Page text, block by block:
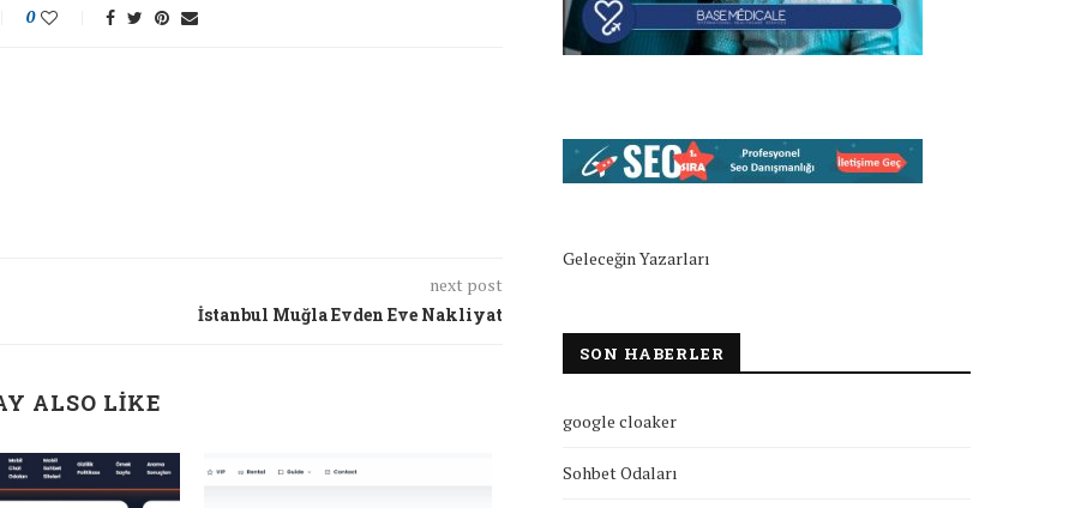
0
next post
İstanbul Muğla Evden Eve Nakliyat
ALSO LIKE
Geleceğin Yazarları
SON HABERLER
google cloaker
Sohbet Odaları